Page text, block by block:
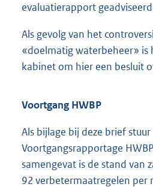
evaluatierapport
Als gevolg van het
«doelmatig waterbeheer» is
kabinet om hier een besluit
Voortgang HWBP
Als bijlage bij deze brief
Voortgangsrapportage
samengevat is de stand van
92 verbetermaatregelen per